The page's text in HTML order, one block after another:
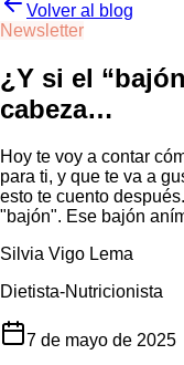
Volver al blog
Newsletter
¿Y si el
cabeza…
Hoy te voy a contar
para ti, y que te va a
esto te cuento
"bajón". Ese bajón
Silvia Vigo Lema
Dietista-Nutricionista
7 de mayo de 2025